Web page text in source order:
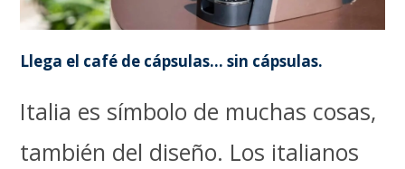
Llega el café de cápsulas… sin cápsulas.
Italia es símbolo de muchas cosas,
también del diseño. Los italianos